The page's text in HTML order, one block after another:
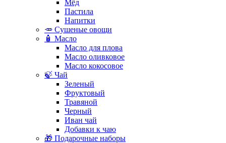
Мёд
Пастила
Напитки
🥕 Сушеные овощи
🧴 Масло
Масло для плова
Масло оливковое
Масло кокосовое
🍃 Чай
Зеленый
Фруктовый
Травяной
Черный
Иван чай
Добавки к чаю
🎁 Подарочные наборы